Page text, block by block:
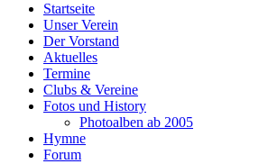
Startseite
Unser Verein
Der Vorstand
Aktuelles
Termine
Clubs & Vereine
Fotos und History
Photoalben ab 2005
Hymne
Forum